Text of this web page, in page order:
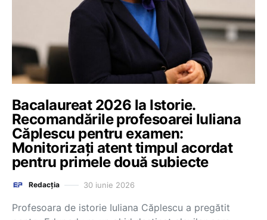
Bacalaureat 2026 la Istorie.
Recomandările profesoarei Iuliana
Căplescu pentru examen:
Monitorizați atent timpul acordat
pentru primele două subiecte
Redacția 30 iunie 2026
Profesoara de istorie Iuliana Căplescu a pregătit